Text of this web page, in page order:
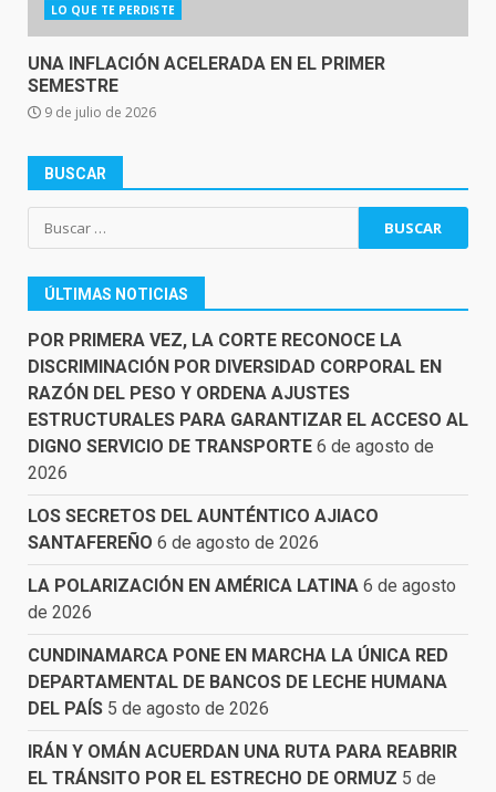
LO QUE TE PERDISTE
UNA INFLACIÓN ACELERADA EN EL PRIMER
SEMESTRE
9 de julio de 2026
BUSCAR
Buscar:
ÚLTIMAS NOTICIAS
POR PRIMERA VEZ, LA CORTE RECONOCE LA
DISCRIMINACIÓN POR DIVERSIDAD CORPORAL EN
RAZÓN DEL PESO Y ORDENA AJUSTES
ESTRUCTURALES PARA GARANTIZAR EL ACCESO AL
DIGNO SERVICIO DE TRANSPORTE 6 de agosto de
2026
LOS SECRETOS DEL AUNTÉNTICO AJIACO
SANTAFEREÑO 6 de agosto de 2026
LA POLARIZACIÓN EN AMÉRICA LATINA 6 de agosto
de 2026
CUNDINAMARCA PONE EN MARCHA LA ÚNICA RED
DEPARTAMENTAL DE BANCOS DE LECHE HUMANA
DEL PAÍS 5 de agosto de 2026
IRÁN Y OMÁN ACUERDAN UNA RUTA PARA REABRIR
EL TRÁNSITO POR EL ESTRECHO DE ORMUZ 5 de